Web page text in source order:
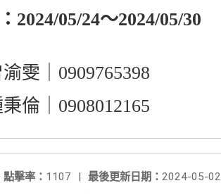
2024/05/24～2024/05/30
雯｜0909765398
倫｜0908012165
最後更新日期： 2024-05-02
點擊率： 1107 |